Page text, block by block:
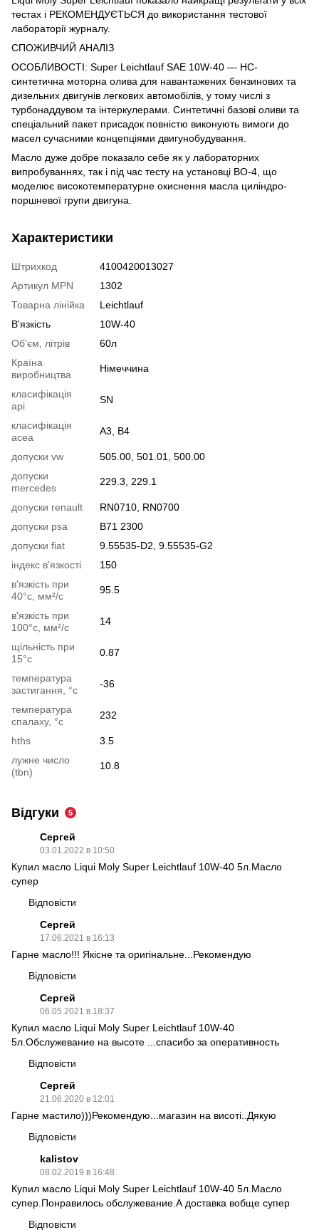
тестах і РЕКОМЕНДУЄТЬСЯ до використання тестової
лабораторії журналу.
СПОЖИВЧИЙ АНАЛІЗ
ОСОБЛИВОСТІ: Super Leichtlauf SAE 10W-40 — HC-
синтетична моторна олива для навантажених бензинових та
дизельних двигунів легкових автомобілів, у тому числі з
турбонаддувом та інтеркулерами. Синтетичні базові оливи та
спеціальний пакет присадок повністю виконують вимоги до
масел сучасними концепціями двигунобудування.
Масло дуже добре показало себе як у лабораторних
випробуваннях, так і під час тесту на установці ВО-4, що
моделює високотемпературне окиснення масла циліндро-
поршневої групи двигуна.
Характеристики
Штрихкод
4100420013027
Артикул MPN
1302
Товарна лінійка
Leichtlauf
В'язкість
10W-40
Об'єм, літрів
60л
Країна
виробництва
Німеччина
класифікація
api
SN
класифікація
acea
A3, B4
допуски vw
505.00, 501.01, 500.00
допуски
mercedes
229.3, 229.1
допуски renault
RN0710, RN0700
допуски psa
B71 2300
допуски fiat
9.55535-D2, 9.55535-G2
індекс в'язкості
150
в'язкість при
40°c, мм²/с
95.5
в'язкість при
100°c, мм²/с
14
щільність при
15°c
0.87
температура
застигання, °c
-36
температура
спалаху, °c
232
hths
3.5
лужне число
(tbn)
10.8
Відгуки 5
Сергей
03.01.2022 в 10:50
Купил масло Liqui Moly Super Leichtlauf 10W-40 5л.Масло
супер
Відповісти
Сергей
17.06.2021 в 16:13
Гарне масло!!! Якісне та оригінальне...Рекомендую
Відповісти
Сергей
06.05.2021 в 18:37
Купил масло Liqui Moly Super Leichtlauf 10W-40
5л.Обслужевание на высоте ...спасибо за оперативность
Відповісти
Сергей
21.06.2020 в 12:01
Гарне мастило)))Рекомендую...магазин на висоті..Дякую
Відповісти
kalistov
08.02.2019 в 16:48
Купил масло Liqui Moly Super Leichtlauf 10W-40 5л.Масло
супер.Понравилось обслужевание.А доставка вобще супер
Відповісти